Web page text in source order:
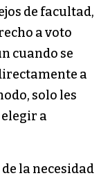
de facultad,
a voto
cuando se
a
solo les
a
la necesidad